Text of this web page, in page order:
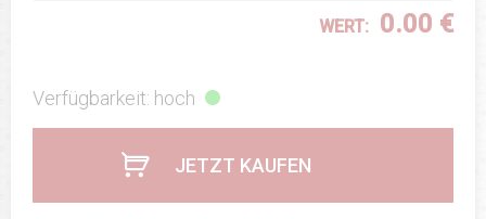
WERT: 0.00 €
Verfügbarkeit: hoch
JETZT KAUFEN